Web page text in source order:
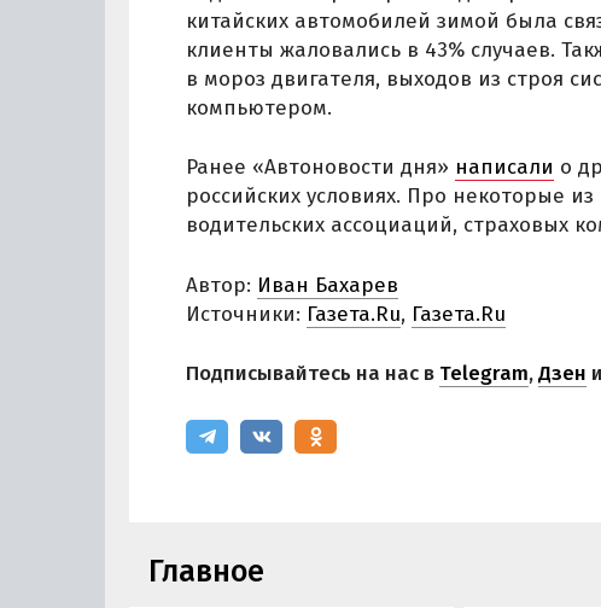
китайских автомобилей зимой была
клиенты жаловались в 43% случаев.
в мороз двигателя, выходов из строя
компьютером.
Ранее «Автоновости дня» написали о
российских условиях. Про некоторые
водительских ассоциаций, страховых
Автор: Иван Бахарев
Источники: Газета.Ru, Газета.Ru
Подписывайтесь на нас в Telegram,Дзен и
Главное